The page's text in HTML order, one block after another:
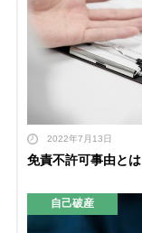
2022年7月13日
免責不許可事由とは
自己破産